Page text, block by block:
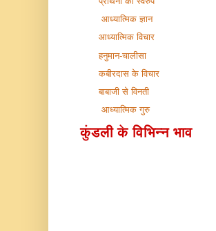
आध्यात्मिक ज्ञान
आध्यात्मिक विचार
हनुमान-चालीसा
कबीरदास के विचार
बाबाजी से विनती
आध्यात्मिक गुरु
कुंडली के विभिन्न भाव